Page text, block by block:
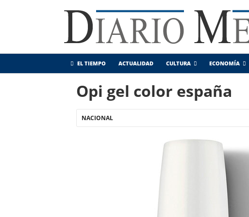
EL TIEMPO ACTUALIDAD CULTURA ECONOMÍA
Opi gel color españa
NACIONAL